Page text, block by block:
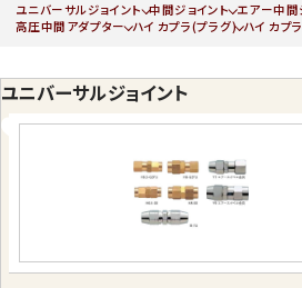
ユニバーサルジョイント 中間ジョイント エアー中間
高圧中間アダプター ハイ カプラ(プラグ) ハイ カプ
ユニバーサルジョイント